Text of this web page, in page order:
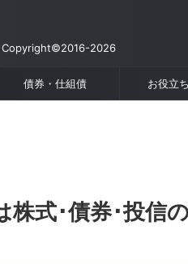
Copyright©2016-2026
債券・仕組債 お役立
株式･債券･投信